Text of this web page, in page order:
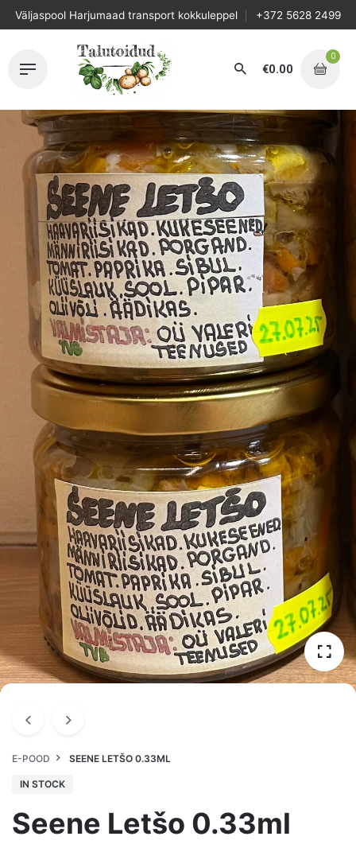
Skip
to
Väljaspool Harjumaad transport kokkuleppel +372 5628 2499
€0.00
0
E-POOD SEENE LETŠO 0.33ML
IN STOCK
Seene Letšo 0.33ml